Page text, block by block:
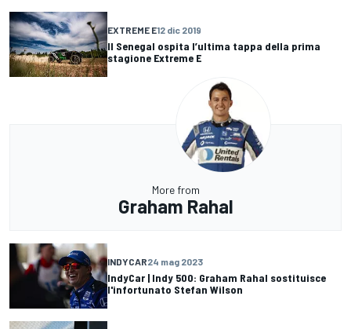
EXTREME E12 dic 2019
Il Senegal ospita l’ultima tappa della prima
stagione Extreme E
More from
Graham Rahal
INDYCAR24 mag 2023
IndyCar | Indy 500: Graham Rahal sostituisce
l'infortunato Stefan Wilson